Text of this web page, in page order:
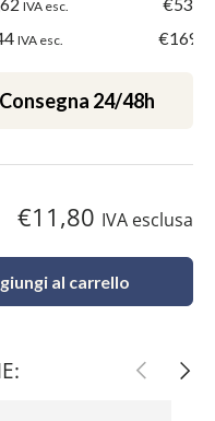
IVA esc.
IVA esc.
Consegna 24/48h
€11,80 IVA esclusa
al carrello
Indietro